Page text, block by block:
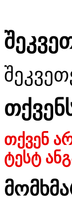
თქვენ
ტესტ